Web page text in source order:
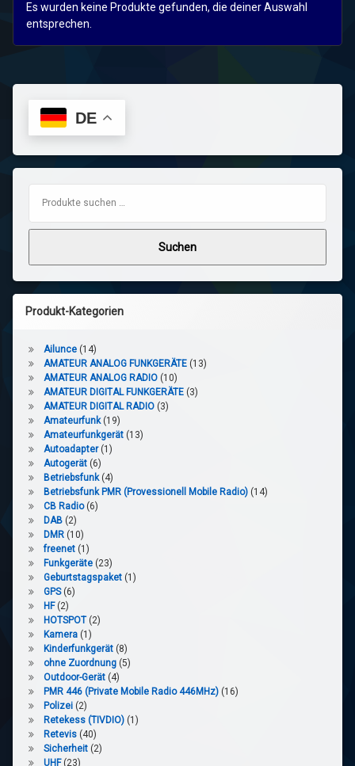
Es wurden keine Produkte gefunden, die deiner Auswahl
entsprechen.
DE
Suchen
Produkt-Kategorien
Ailunce (14)
AMATEUR ANALOG FUNKGERÄTE (13)
AMATEUR ANALOG RADIO (10)
AMATEUR DIGITAL FUNKGERÄTE (3)
AMATEUR DIGITAL RADIO (3)
Amateurfunk (19)
Amateurfunkgerät (13)
Autoadapter (1)
Autogerät (6)
Betriebsfunk (4)
Betriebsfunk PMR (Provessionell Mobile Radio) (14)
CB Radio (6)
DAB (2)
DMR (10)
freenet (1)
Funkgeräte (23)
Geburtstagspaket (1)
GPS (6)
HF (2)
HOTSPOT (2)
Kamera (1)
Kinderfunkgerät (8)
ohne Zuordnung (5)
Outdoor-Gerät (4)
PMR 446 (Private Mobile Radio 446MHz) (16)
Polizei (2)
Retekess (TIVDIO) (1)
Retevis (40)
Sicherheit (2)
UHF (23)